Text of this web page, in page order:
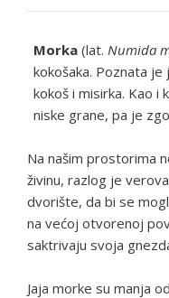
Morka (lat. Numida
kokošaka. Poznata je
kokoš i misirka. Kao i
niske grane, pa je
Na našim prostorima
živinu, razlog je
dvorište, da bi se
na većoj otvorenoj
saktrivaju svoja
Jaja morke su manja